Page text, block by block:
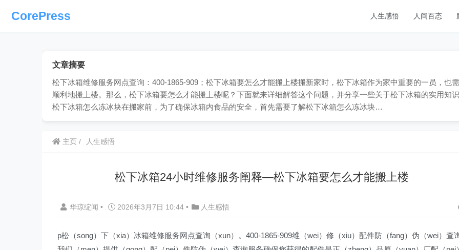
CorePress 人生感悟 人间百态
文章摘要
松下冰箱维修服务网点查询：400-1865-909；松下冰箱要怎么才能搬上楼搬新家时，松下冰箱作为家中重要的一员，也
顺利地搬上楼。那么，松下冰箱要怎么才能搬上楼呢？下面就来详细解答这个问题，并分享一些关于松下冰箱的实用知识
松下冰箱怎么冻冰块在搬家前，为了确保冰箱内食品的安全，首先需要了解松下冰箱怎么冻冰块…
主页 人生感悟
松下冰箱24小时维修服务阐释—松下冰箱要怎么才能搬上楼
华琼绽闻 • 2026年3月7日 10:44 • 人生感悟
p松（song）下（xia）冰箱维修服务网点查询（xun）。400-1865-909维（wei）修（xiu）配件防（fang）伪（wei）查